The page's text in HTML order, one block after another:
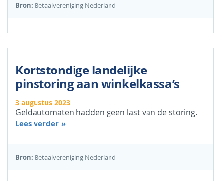
Bron: Betaalvereniging Nederland
Kortstondige landelijke
pinstoring aan winkelkassa’s
3 augustus 2023
Geldautomaten hadden geen last van de storing.
Lees verder
Bron: Betaalvereniging Nederland